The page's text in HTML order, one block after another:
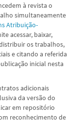
à revista o
simultaneamente
Atribuição-
acessar, baixar,
os trabalhos,
e citando a referida
inicial nesta
adicionais
da versão do
em repositório
reconhecimento de